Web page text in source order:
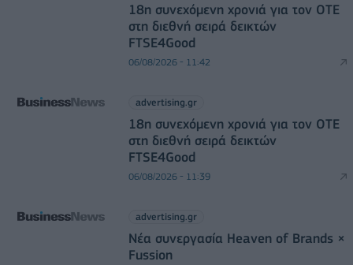
18η συνεχόμενη χρονιά για τον ΟΤΕ
στη διεθνή σειρά δεικτών
FTSE4Good
06/08/2026 - 11:42
advertising.gr
18η συνεχόμενη χρονιά για τον ΟΤΕ
στη διεθνή σειρά δεικτών
FTSE4Good
06/08/2026 - 11:39
advertising.gr
Νέα συνεργασία Heaven of Brands ×
Fussion